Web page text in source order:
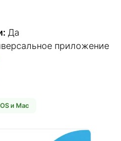
Да
приложение
и Mac